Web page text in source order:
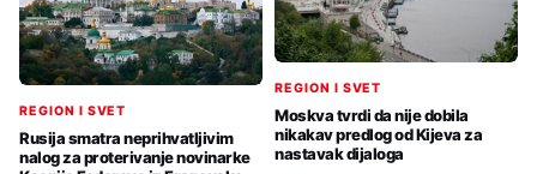
REGION I SVET
Rusija smatra neprihvatljivim
nalog za proterivanje novinarke
REGION I SVET
Moskva tvrdi da nije dobila
nikakav predlog od Kijeva za
nastavak dijaloga